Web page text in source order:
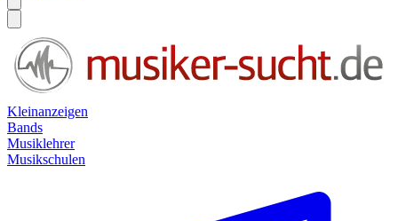
Kleinanzeigen
Bands
Musiklehrer
Musikschulen